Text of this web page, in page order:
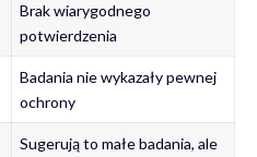
Brak wiarygodnego
potwierdzenia
Badania nie wykazały pewnej
ochrony
Sugerują to małe badania, ale